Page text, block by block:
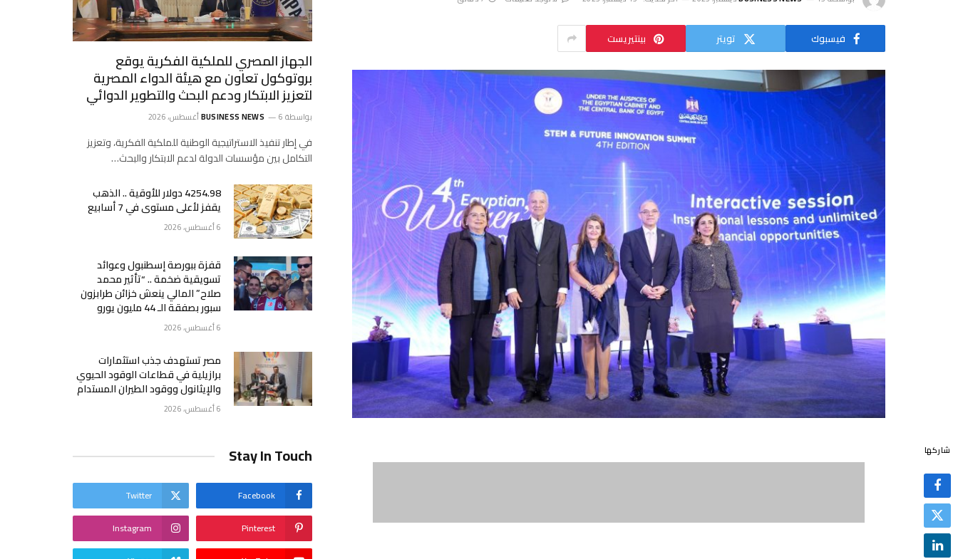
فيسبوك تويتر بينتيريست
شاركها
الجهاز المصري للملكية الفكرية يوقع
بروتوكول تعاون مع هيئة الدواء المصرية
لتعزيز الابتكار ودعم البحث والتطوير الدوائي
بواسطة BUSINESS NEWS 6 أغسطس، 2026
في إطار تنفيذ الاستراتيجية الوطنية للملكية الفكرية، وتعزيز
التكامل بين مؤسسات الدولة لدعم الابتكار والبحث…
4254.98 دولار للأوقية .. الذهب
يقفز لأعلى مستوى في 7 أسابيع
6 أغسطس، 2026
قفزة ببورصة إسطنبول وعوائد
تسويقية ضخمة .. “تأثير محمد
صلاح” المالي ينعش خزائن طرابزون
سبور بصفقة الـ 44 مليون يورو
6 أغسطس، 2026
مصر تستهدف جذب استثمارات
برازيلية في قطاعات الوقود الحيوي
والإيثانول ووقود الطيران المستدام
6 أغسطس، 2026
Stay In Touch
Facebook
Twitter
Pinterest
Instagram